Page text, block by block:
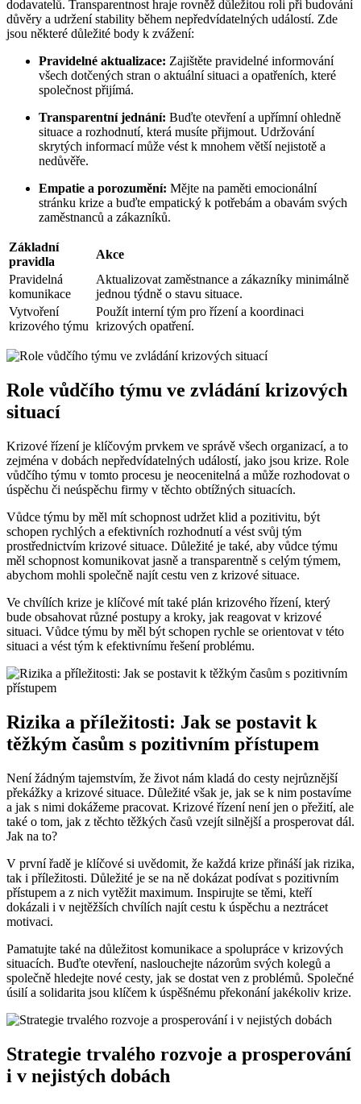
dodavatelů. Transparentnost hraje rovněž důležitou roli při budování
důvěry a udržení stability během nepředvídatelných událostí. Zde
jsou některé důležité body k zvážení:
Pravidelné aktualizace: Zajištěte pravidelné informování
všech dotčených stran o aktuální situaci a opatřeních, které
společnost přijímá.
Transparentní jednání: Buďte otevření a upřímní ohledně
situace a rozhodnutí, která musíte přijmout. Udržování
skrytých informací může vést k mnohem větší nejistotě a
nedůvěře.
Empatie a porozumění: Mějte na paměti emocionální
stránku krize a buďte empatický k potřebám a obavám svých
zaměstnanců a zákazníků.
Základní
pravidla
Akce
Pravidelná
komunikace
Aktualizovat zaměstnance a zákazníky minimálně
jednou týdně o stavu situace.
Vytvoření
krizového týmu
Použít interní tým pro řízení a koordinaci
krizových opatření.
Role vůdčího týmu ve zvládání krizových
situací
Krizové řízení je klíčovým prvkem ve správě všech organizací, a to
zejména v dobách nepředvídatelných událostí, jako jsou krize. Role
vůdčího týmu v tomto procesu je neocenitelná a může rozhodovat o
úspěchu či neúspěchu firmy v těchto obtížných situacích.
Vůdce týmu by měl mít schopnost udržet klid a pozitivitu, být
schopen rychlých a efektivních rozhodnutí a vést svůj tým
prostřednictvím krizové situace. Důležité je také, aby vůdce týmu
měl schopnost komunikovat jasně a transparentně s celým týmem,
abychom mohli společně najít cestu ven z krizové situace.
Ve chvílích krize je klíčové mít také plán krizového řízení, který
bude obsahovat různé postupy a kroky, jak reagovat v krizové
situaci. Vůdce týmu by měl být schopen rychle se orientovat v této
situaci a vést tým k efektivnímu řešení problému.
Rizika a příležitosti: Jak se postavit k
těžkým časům s pozitivním přístupem
Není žádným tajemstvím, že život nám kladá do cesty nejrůznější
překážky a krizové situace. Důležité však je, jak se k nim postavíme
a jak s nimi dokážeme pracovat. Krizové řízení není jen o přežití, ale
také o tom, jak z těchto těžkých časů vzejít silnější a prosperovat dál.
Jak na to?
V první řadě je klíčové si uvědomit, že každá krize přináší jak rizika,
tak i příležitosti. Důležité je se na ně dokázat podívat s pozitivním
přístupem a z nich vytěžit maximum. Inspirujte se těmi, kteří
dokázali i v nejtěžších chvílích najít cestu k úspěchu a neztrácet
motivaci.
Pamatujte také na důležitost komunikace a spolupráce v krizových
situacích. Buďte otevření, naslouchejte názorům svých kolegů a
společně hledejte nové cesty, jak se dostat ven z problémů. Společné
úsilí a solidarita jsou klíčem k úspěšnému překonání jakékoliv krize.
Strategie trvalého rozvoje a prosperování
i v nejistých dobách